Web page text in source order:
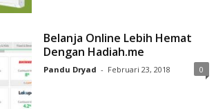
Belanja Online Lebih Hemat
Dengan Hadiah.me
Pandu Dryad - Februari 23, 2018 0